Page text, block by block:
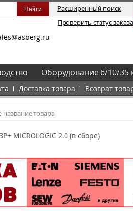
Расширенный поиск
Проверить статус заказа
Доставка товара Возврат
Оборудование 6/10/35
MICROLOGIC 2.0 (в сборе)